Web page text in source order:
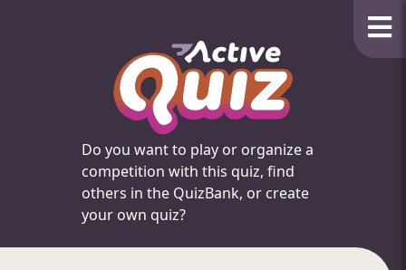
Do you want to play or organize a
competition with this quiz, find
others in the QuizBank, or create
your own quiz?